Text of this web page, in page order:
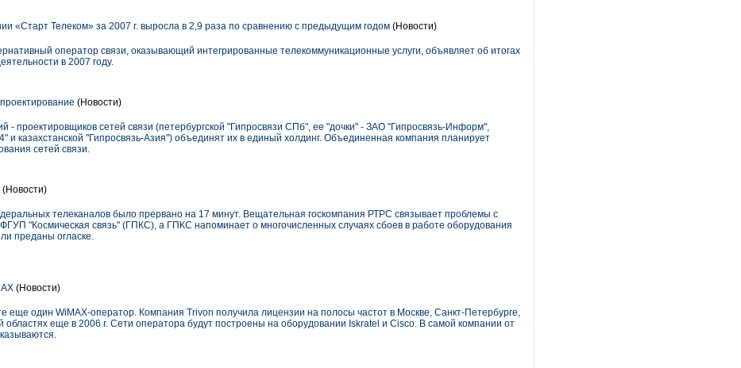
«Старт Телеком» за 2007 г. выросла в 2,9 раза по сравнению с предыдущим годом (Новости)
оператор связи, оказывающий интегрированные телекоммуникационные услуги, объявляет об итогах
в 2007 году.
(Новости)
- проектировщиков сетей связи (петербургской "Гипросвязи СПб", ее "дочки" - ЗАО "Гипросвязь-Информ",
и казахстанской "Гипросвязь-Азия") объединят их в единый холдинг. Объединенная компания планирует
сетей связи.
(Новости)
телеканалов было прервано на 17 минут. Вещательная госкомпания РТРС связывает проблемы с
"Космическая связь" (ГПКС), а ГПКС напоминает о многочисленных случаях сбоев в работе оборудования
преданы огласке.
(Новости)
еще один WiMAX-оператор. Компания Trivon получила лицензии на полосы частот в Москве, Санкт-Петербурге,
областях еще в 2006 г. Сети оператора будут построены на оборудовании Iskratel и Cisco. В самой компании от